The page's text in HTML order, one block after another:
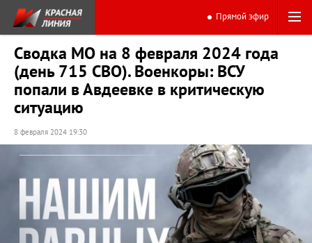
Прямой эфир
Сводка МО на 8 февраля 2024 года
(день 715 СВО). Военкоры: ВСУ
попали в Авдеевке в критическую
ситуацию
8 февраля 2024 19:30